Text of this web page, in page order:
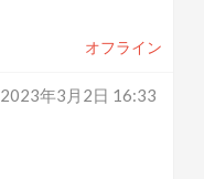
オフライン
2023年3月2日 16:33